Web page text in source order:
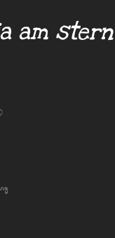
am stern